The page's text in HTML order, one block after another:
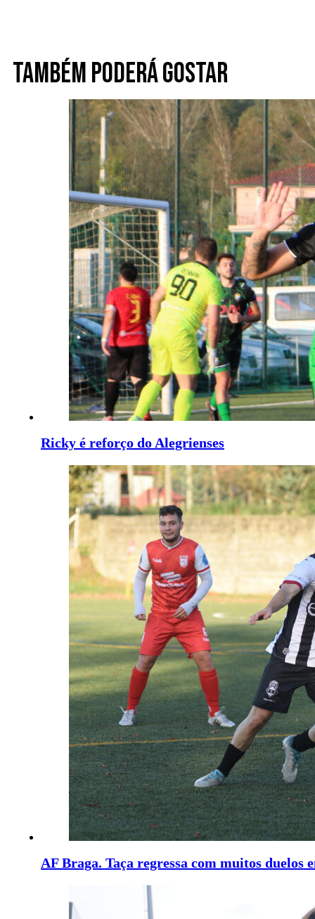
Também poderá gostar
Ricky é reforço do Alegrienses
AF Braga. Taça regressa com muitos duelos